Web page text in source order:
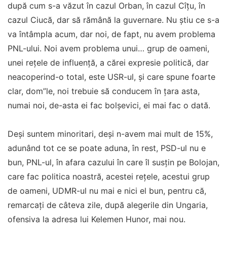
după cum s-a văzut în cazul Orban, în cazul Cîțu, în
cazul Ciucă, dar să rămână la guvernare. Nu știu ce s-a
va întâmpla acum, dar noi, de fapt, nu avem problema
PNL-ului. Noi avem problema unui… grup de oameni,
unei rețele de influență, a cărei expresie politică, dar
neacoperind-o total, este USR-ul, și care spune foarte
clar, dom”le, noi trebuie să conducem în țara asta,
numai noi, de-asta ei fac bolșevici, ei mai fac o dată.
Deși suntem minoritari, deși n-avem mai mult de 15%,
adunând tot ce se poate aduna, în rest, PSD-ul nu e
bun, PNL-ul, în afara cazului în care îl susțin pe Bolojan,
care fac politica noastră, acestei rețele, acestui grup
de oameni, UDMR-ul nu mai e nici el bun, pentru că,
remarcați de câteva zile, după alegerile din Ungaria,
ofensiva la adresa lui Kelemen Hunor, mai nou.